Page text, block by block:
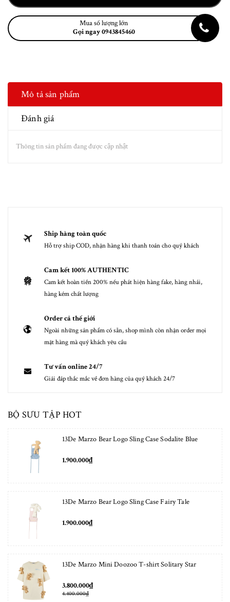
Mua số lượng lớn
Gọi ngay 0943845460
Mô tả sản phẩm
Đánh giá
Thông tin sản phẩm đang được cập nhật
Ship hàng toàn quốc
Hỗ trợ ship COD, nhận hàng khi thanh toán cho quý khách
Cam kết 100% AUTHENTIC
Cam kết hoàn tiền 200% nếu phát hiện hàng fake, hàng nhái,
hàng kém chất lượng
Order cả thế giới
Ngoài những sản phẩm có sẵn, shop mình còn nhận order mọi
mặt hàng mà quý khách yêu cầu
Tư vấn online 24/7
Giải đáp thắc mắc về đơn hàng của quý khách 24/7
BỘ SƯU TẬP HOT
13De Marzo Bear Logo Sling Case Sodalite Blue
1.900.000₫
13De Marzo Bear Logo Sling Case Fairy Tale
1.900.000₫
13De Marzo Mini Doozoo T-shirt Solitary Star
3.800.000₫
4.400.000₫